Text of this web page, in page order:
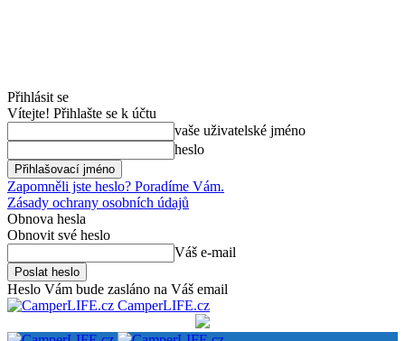
Přihlásit se
Vítejte! Přihlašte se k účtu
vaše uživatelské jméno
heslo
Zapomněli jste heslo? Poradíme Vám.
Zásady ochrany osobních údajů
Obnova hesla
Obnovit své heslo
Váš e-mail
Heslo Vám bude zasláno na Váš email
CamperLIFE.cz